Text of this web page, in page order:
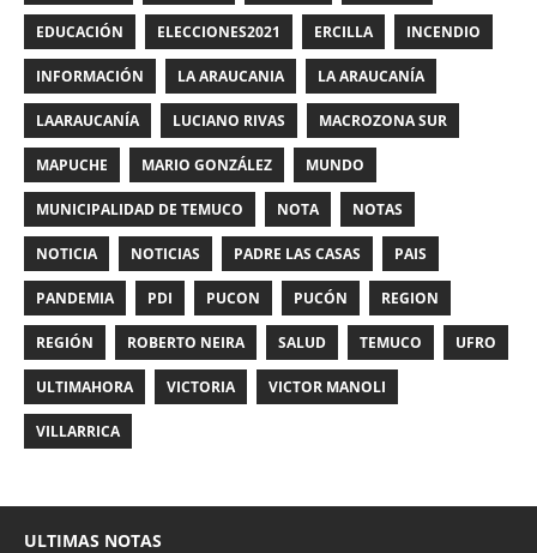
EDUCACIÓN ELECCIONES2021 ERCILLA INCENDIO
INFORMACIÓN LA ARAUCANIA LA ARAUCANÍA
LAARAUCANÍA LUCIANO RIVAS MACROZONA SUR
MAPUCHE MARIO GONZÁLEZ MUNDO
MUNICIPALIDAD DE TEMUCO NOTA NOTAS
NOTICIA NOTICIAS PADRE LAS CASAS PAIS
PANDEMIA PDI PUCON PUCÓN REGION
REGIÓN ROBERTO NEIRA SALUD TEMUCO UFRO
ULTIMAHORA VICTORIA VICTOR MANOLI
VILLARRICA
ULTIMAS NOTAS